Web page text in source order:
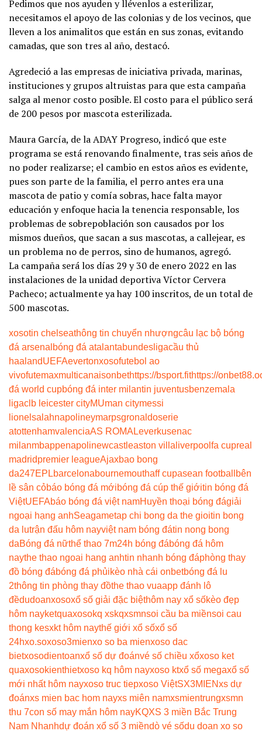
Pedimos que nos ayuden y llévenlos a esterilizar,
necesitamos el apoyo de las colonias y de los vecinos, que
lleven a los animalitos que están en sus zonas, evitando
camadas, que son tres al año, destacó.
Agredeció a las empresas de iniciativa privada, marinas,
instituciones y grupos altruistas para que esta campaña
salga al menor costo posible. El costo para el público será
de 200 pesos por mascota esterilizada.
Maura García, de la ADAY Progreso, indicó que este
programa se está renovando finalmente, tras seis años de
no poder realizarse; el cambio en estos años es evidente,
pues son parte de la familia, el perro antes era una
mascota de patio y comía sobras, hace falta mayor
educación y enfoque hacia la tenencia responsable, los
problemas de sobrepoblación son causados por los
mismos dueños, que sacan a sus mascotas, a callejear, es
un problema no de perros, sino de humanos, agregó.
La campaña será los días 29 y 30 de enero 2022 en las
instalaciones de la unidad deportiva Víctor Cervera
Pacheco; actualmente ya hay 100 inscritos, de un total de
500 mascotas.
xosotin chelseathông tin chuyển nhượngcâu lạc bộ bóng
đá arsenal bóng đá atalantabundesligacầu thủ
haalandUEFAevertonxosofutebol ao
vivofutemaxmulticanaisonbethttps://bsport.fithttps://
đá world cupbóng đá inter milantin juventusbenzema la
ligaclb leicester cityMUman citymessi
lionel salahnapolineymarpsgronaldoserie
atottenhamvalenciaAS ROMA Leverkusenac
milanmbappenapolinewcastleaston villa liverpool fa cupreal
madridpremier leagueAjaxbao bong
da247EPLbarcelonabournemouthaff cupasean football
bên
lề sân cỏbáo bóng đá mớibóng đá cúp thế giớitin bóng đá
ViệtUEFAbáo bóng đá việt namHuyền thoại bóng đágiải
ngoại hạng anhSeagametap chi bong da the gioitin bong
da lutrận đấu hôm nayviệt nam bóng đátin nong bong
daBóng đá nữthể thao 7m24h bóng đábóng đá hôm
naythe thao ngoai hang anhtin nhanh bóng đáphòng thay
đồ bóng đábóng đá phủikèo nhà cái onbetbóng đá lu
2thông tin phòng thay đồthe thao vuaapp đánh lô
đềdudoanxosoxổ số giải đặc biệthôm nay xổ sốkèo đẹp
hôm nayketquaxosokq xskqxsmnsoi cầu ba miềnsoi cau
thong kesxkt hôm naythế giới xổ sốxổ số
24hxo.soxoso3mienxo so ba mienxoso dac
bietxosodientoanxổ số dự đoánvé số chiều xổxoso ket
quaxosokienthietxoso kq hôm nayxoso ktxổ số megaxổ số
mới nhất hôm nayxoso truc tiepxoso ViệtSX3MIENxs dự
đoánxs mien bac hom nayxs miên namxsmientrungxsmn
thu 7con số may mắn hôm nayKQXS 3 miền Bắc Trung
Nam Nhanhdự đoán xổ số 3 miềndò vé sốdu doan xo so